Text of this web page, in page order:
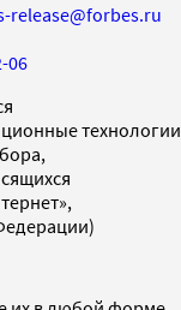
release@forbes.ru
06
технологии